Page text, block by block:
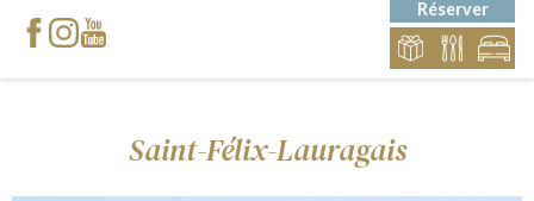
Réserver
Saint-Félix-Lauragais